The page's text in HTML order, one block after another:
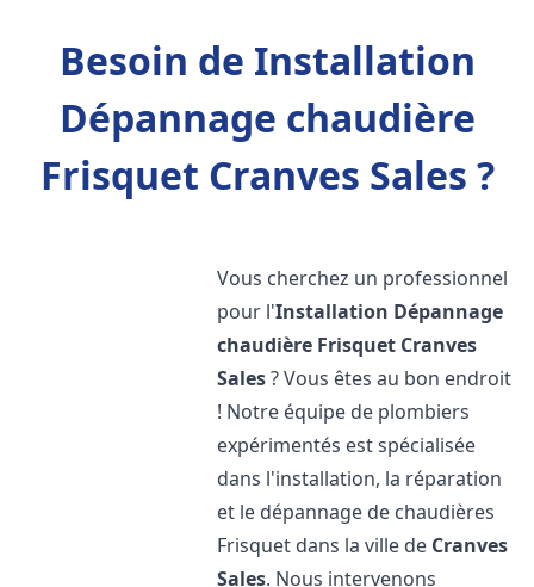
Besoin de Installation
Dépannage chaudière
Frisquet Cranves Sales ?
Vous cherchez un professionnel
pour l'Installation Dépannage
chaudière Frisquet Cranves
Sales? Vous êtes au bon endroit
! Notre équipe de plombiers
expérimentés est spécialisée
dans l'installation, la réparation
et le dépannage de chaudières
Frisquet dans la ville de Cranves
Sales. Nous intervenons